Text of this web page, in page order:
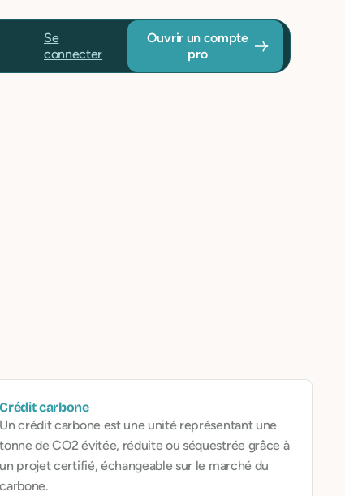
Se
connecter
Ouvrir un compte
pro
Crédit carbone
Un crédit carbone est une unité représentant une
tonne de CO2 évitée, réduite ou séquestrée grâce à
un projet certifié, échangeable sur le marché du
carbone.